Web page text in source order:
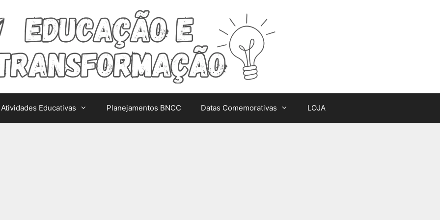
Atividades Educativas Planejamentos BNCC Datas Comemorativas LOJA